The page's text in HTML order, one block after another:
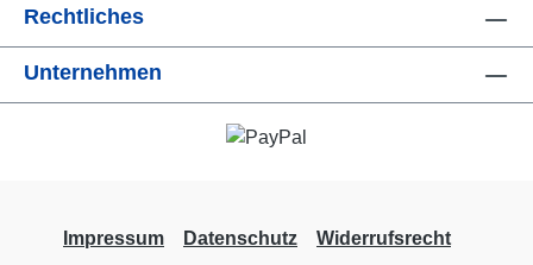
Rechtliches
Unternehmen
Impressum Datenschutz Widerrufsrecht